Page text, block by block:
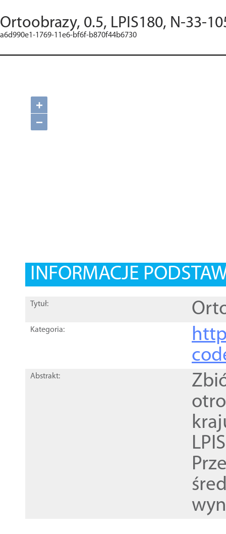
Ortoobrazy, 0.5, LPIS180, N-33-
a6d990e1-1769-11e6-bf6f-b870f44b6730
+
−
INFORMACJE
Tytuł:
Kategoria:
Abstrakt: